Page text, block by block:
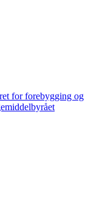
for forebygging og